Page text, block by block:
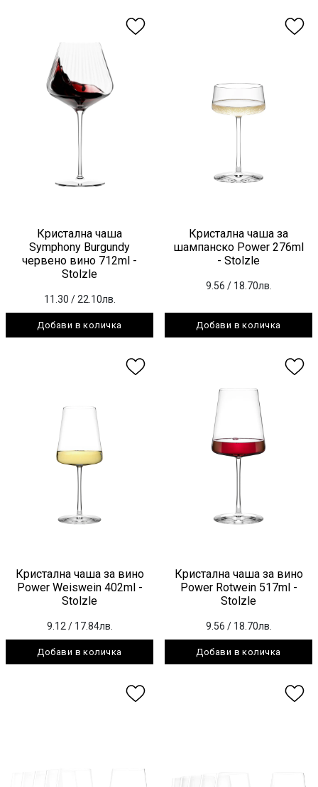
Кристална чаша
Symphony Burgundy
червено вино 712ml -
Stolzle
11.30 / 22.10лв.
Добави в количка
Кристална чаша за
шампанско Power 276ml
- Stolzle
9.56 / 18.70лв.
Добави в количка
Кристална чаша за вино
Power Weiswein 402ml -
Stolzle
9.12 / 17.84лв.
Добави в количка
Кристална чаша за вино
Power Rotwein 517ml -
Stolzle
9.56 / 18.70лв.
Добави в количка